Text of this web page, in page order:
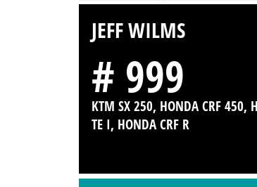
JEFF WILMS
# 999
KTM SX 250, HONDA CRF 450,
TE I, HONDA CRF R